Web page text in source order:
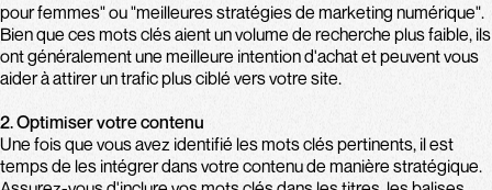
pour femmes" ou "meilleures stratégies de marketing numérique".
Bien que ces mots clés aient un volume de recherche plus faible, ils
ont généralement une meilleure intention d'achat et peuvent vous
aider à attirer un trafic plus ciblé vers votre site.
2. Optimiser votre contenu
Une fois que vous avez identifié les mots clés pertinents, il est
temps de les intégrer dans votre contenu de manière stratégique.